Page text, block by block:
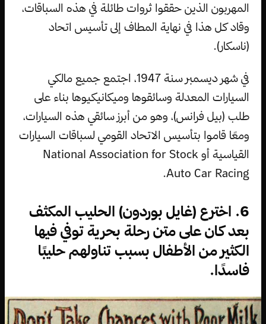
المهربون الذين حققوا ثروات طائلة في هذه السباقات،
وقاد كل هذا في نهاية المطاف إلى تأسيس اتحاد
(ناسكار).
في شهر ديسمبر سنة 1947، اجتمع جميع مالكي
السيارات المعدلة وسائقوها وميكانيكيوها بناء على
طلب (بيل فرانس)، وهو من أبرز سائقي هذه السيارات،
ومعًا قاموا بتأسيس الاتحاد القومي لسباقات السيارات
القياسية أو National Association for Stock
Auto Car Racing.
6. اخترع (غايل بوردون) الحليب المكثف
بعد كان على متن رحلة بحرية توفي فيها
الكثير من الأطفال بسبب تناولهم حليبًا
فاسدًا.